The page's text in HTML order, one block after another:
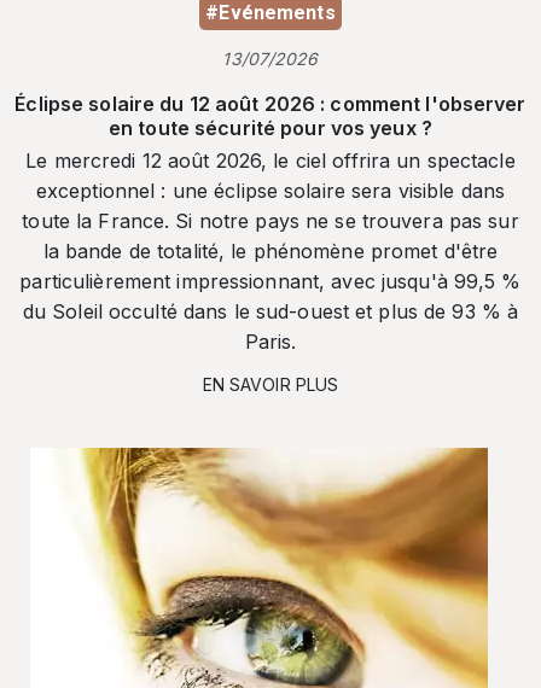
#Evénements
13/07/2026
Éclipse solaire du 12 août 2026 : comment l'observer
en toute sécurité pour vos yeux ?
Le mercredi 12 août 2026, le ciel offrira un spectacle
exceptionnel : une éclipse solaire sera visible dans
toute la France. Si notre pays ne se trouvera pas sur
la bande de totalité, le phénomène promet d'être
particulièrement impressionnant, avec jusqu'à 99,5 %
du Soleil occulté dans le sud-ouest et plus de 93 % à
Paris.
EN SAVOIR PLUS